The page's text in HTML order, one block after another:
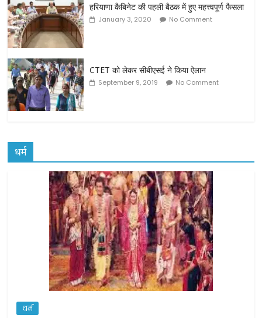
हरियाणा कैबिनेट की पहली बैठक में हुए महत्त्वपूर्ण फैसला
January 3, 2020 No Comment
CTET को लेकर सीबीएसई ने किया ऐलान
September 9, 2019 No Comment
धर्म
धर्म